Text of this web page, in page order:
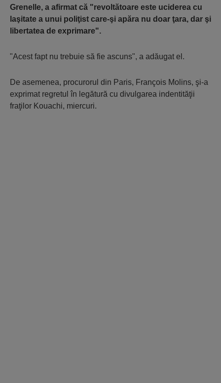
Grenelle, a afirmat că "revoltătoare este uciderea cu
laşitate a unui poliţist care-şi apăra nu doar ţara, dar şi
libertatea de exprimare".
"Acest fapt nu trebuie să fie ascuns", a adăugat el.
De asemenea, procurorul din Paris, François Molins, şi-a
exprimat regretul în legătură cu divulgarea indentităţii
fraţilor Kouachi, miercuri.